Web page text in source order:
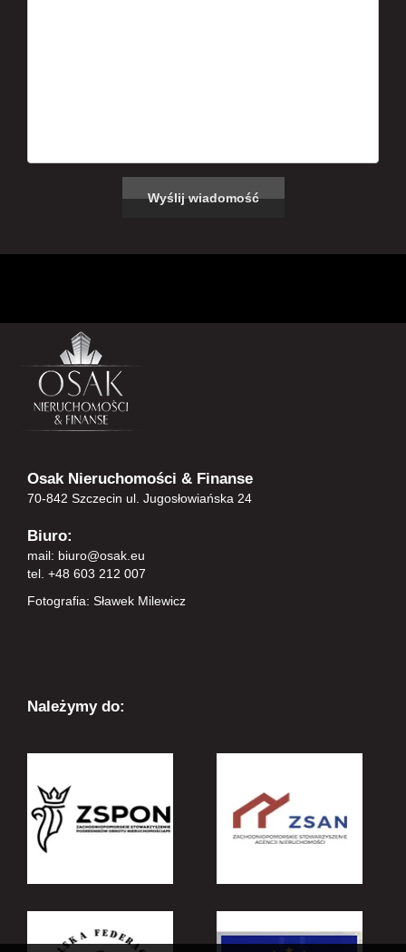
Osak Nieruchomości & Finanse
70-842 Szczecin ul. Jugosłowiańska 24
Biuro:
mail: biuro@osak.eu
tel. +48 603 212 007
Fotografia: Sławek Milewicz
Należymy do: